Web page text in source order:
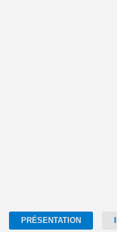
PRÉSENTATION